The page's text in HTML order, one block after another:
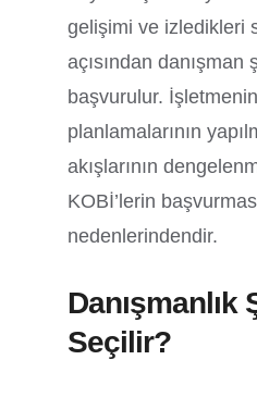
gelişimi ve izledikleri
açısından danışman
başvurulur.
planlamalarının
akışlarının
KOBİ’lerin
nedenlerindendir.
Danışmanlık
Seçilir?